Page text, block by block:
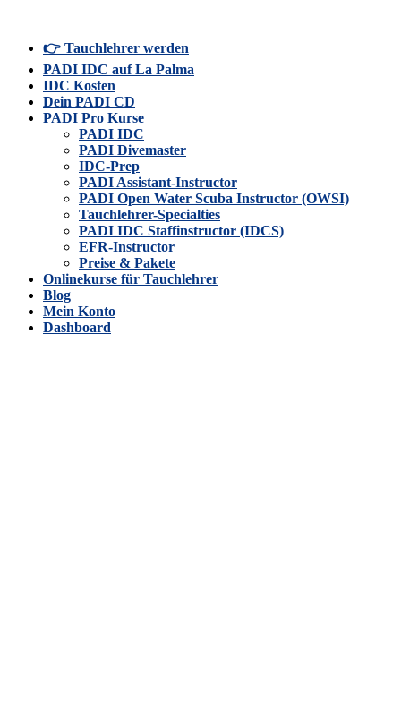
👉 Tauchlehrer werden
PADI IDC auf La Palma
IDC Kosten
Dein PADI CD
PADI Pro Kurse
PADI IDC
PADI Divemaster
IDC-Prep
PADI Assistant-Instructor
PADI Open Water Scuba Instructor (OWSI)
Tauchlehrer-Specialties
PADI IDC Staffinstructor (IDCS)
EFR-Instructor
Preise & Pakete
Onlinekurse für Tauchlehrer
Blog
Mein Konto
Dashboard